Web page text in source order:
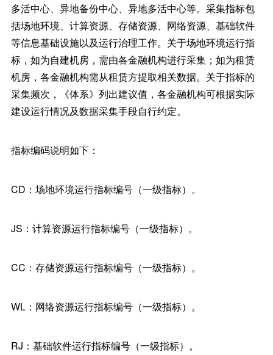
多活中心、异地备份中心、异地多活中心等。采集指标包
括场地环境、计算资源、存储资源、网络资源、基础软件
等信息基础设施以及运行治理工作。关于场地环境运行指
标，如为自建机房，需由各金融机构进行采集；如为租赁
机房，各金融机构需从租赁方提取相关数据。关于指标的
采集频次，《体系》列出建议值，各金融机构可根据实际
建设运行情况及数据采集手段自行约定。
指标编码说明如下：
CD：场地环境运行指标编号（一级指标）。
JS：计算资源运行指标编号（一级指标）。
CC：存储资源运行指标编号（一级指标）。
WL：网络资源运行指标编号（一级指标）。
RJ：基础软件运行指标编号（一级指标）。